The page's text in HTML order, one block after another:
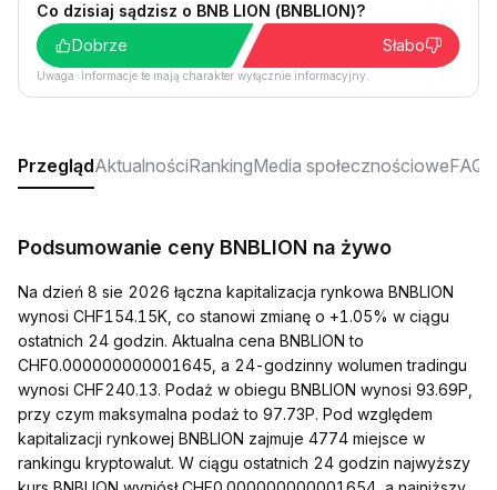
Co dzisiaj sądzisz o BNB LION (BNBLION)?
Dobrze
Słabo
Uwaga: Informacje te mają charakter wyłącznie informacyjny.
PrzeglądAktualnościRankingMedia społecznościoweFAQ
Podsumowanie ceny BNBLION na żywo
Na dzień 8 sie 2026 łączna kapitalizacja rynkowa BNBLION
wynosi CHF154.15K, co stanowi zmianę o +1.05% w ciągu
ostatnich 24 godzin. Aktualna cena BNBLION to
CHF0.000000000001645, a 24-godzinny wolumen tradingu
wynosi CHF240.13. Podaż w obiegu BNBLION wynosi 93.69P,
przy czym maksymalna podaż to 97.73P. Pod względem
kapitalizacji rynkowej BNBLION zajmuje 4774 miejsce w
rankingu kryptowalut. W ciągu ostatnich 24 godzin najwyższy